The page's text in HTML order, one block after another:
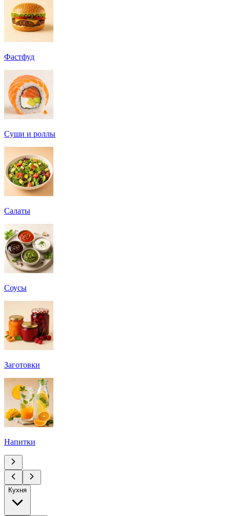
Фастфуд
Суши и роллы
Салаты
Соусы
Заготовки
Напитки
Кухня